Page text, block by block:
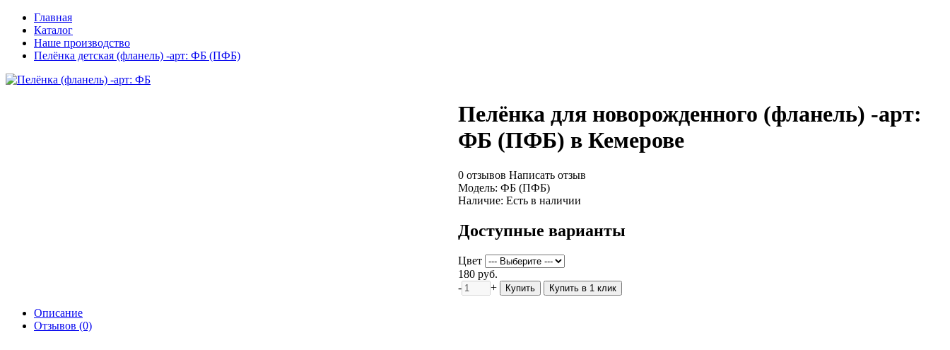
Главная
Каталог
Наше производство
Пелёнка детская (фланель) -арт: ФБ (ПФБ)
Пелёнка для новорожденного (фланель) -арт:
ФБ (ПФБ) в Кемерове
0 отзывов Написать отзыв
Модель: ФБ (ПФБ)
Наличие: Есть в наличии
Доступные варианты
Цвет
180 руб.
-
+ Купить Купить в 1 клик
Описание
Отзывов (0)